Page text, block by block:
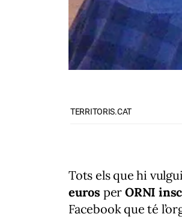
TERRITORIS.CAT
Tots els que hi
euros per ORNI
Facebook que té